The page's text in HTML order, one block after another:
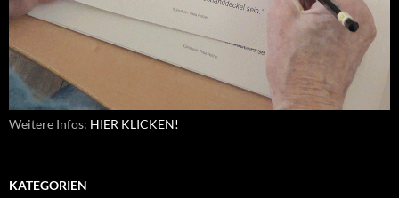
Weitere Infos: HIER KLICKEN!
KATEGORIEN